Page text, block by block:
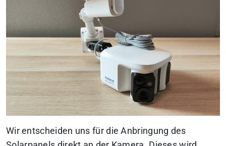
Wir entscheiden uns für die Anbringung des